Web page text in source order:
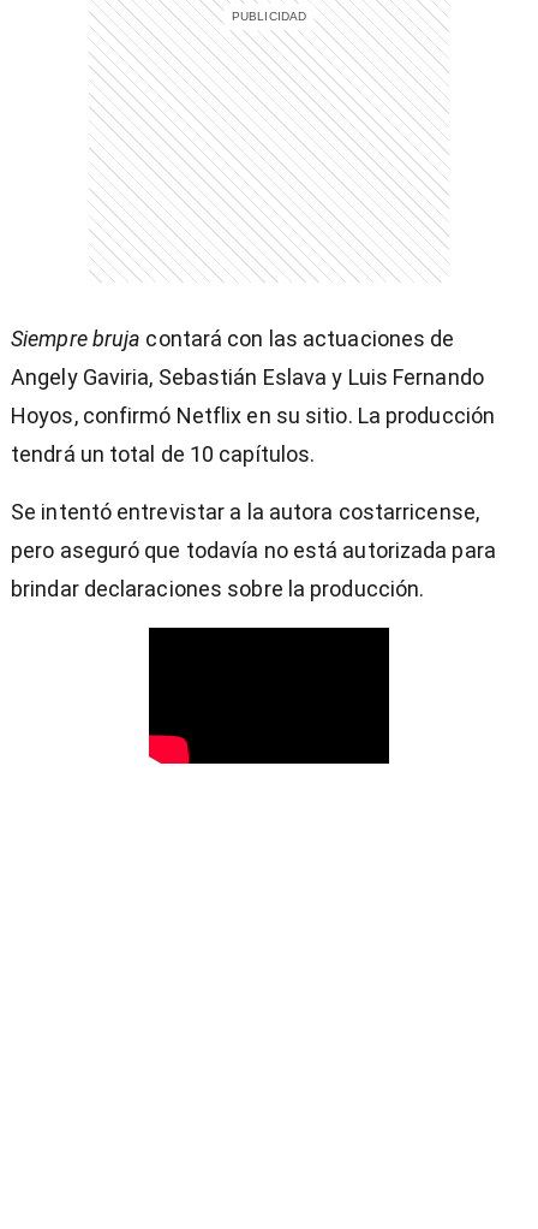
Siempre bruja contará con las actuaciones de
Angely Gaviria, Sebastián Eslava y Luis Fernando
Hoyos, confirmó Netflix en su sitio. La producción
tendrá un total de 10 capítulos.
Se intentó entrevistar a la autora costarricense,
pero aseguró que todavía no está autorizada para
brindar declaraciones sobre la producción.